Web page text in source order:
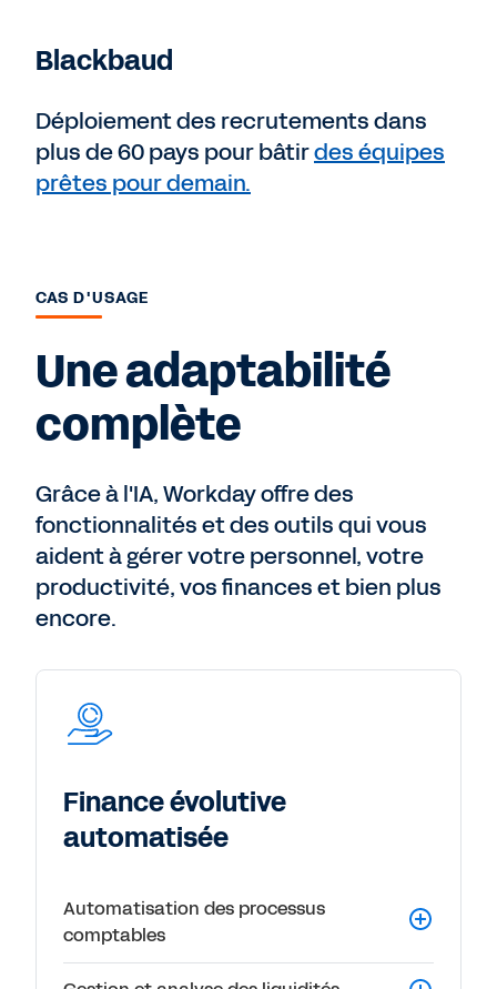
Blackbaud
Déploiement des recrutements dans
plus de 60 pays pour bâtirdes équipes
prêtes pour demain.
CAS D'USAGE
Une adaptabilité
complète
Grâce à l'IA, Workday offre des
fonctionnalités et des outils qui vous
aident à gérer votre personnel, votre
productivité, vos finances et bien plus
encore.
Finance évolutive
automatisée
Automatisation des processus
comptables